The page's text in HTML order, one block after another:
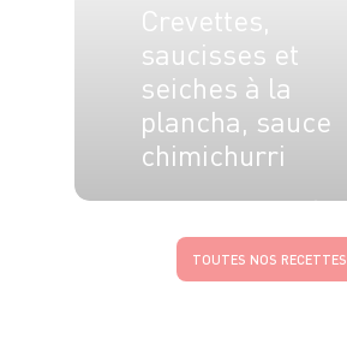
Crevettes,
saucisses et
seiches à la
plancha, sauce
chimichurri
TOUTES NOS RECETTES